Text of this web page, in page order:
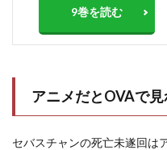
9巻を読む
アニメだとOVAで見
セバスチャンの死亡未遂回は